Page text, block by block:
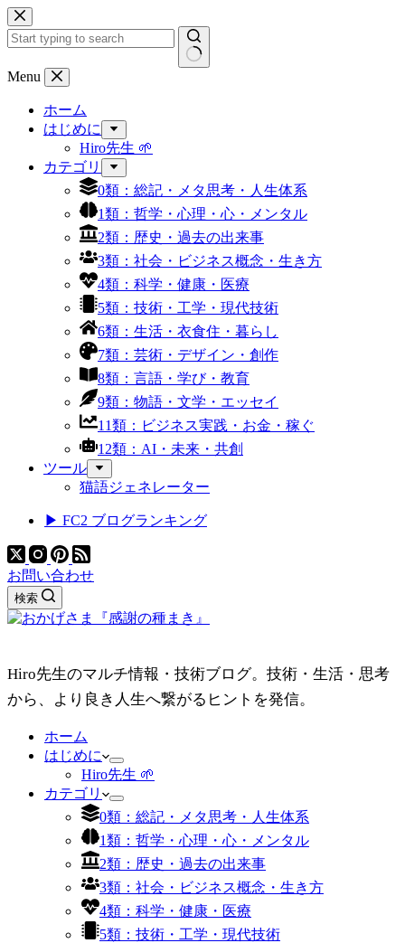
コ
ン
テ
ン
結
Menu
ホーム
はじめに
Hiro先生 🌱
カテゴリ
0類：総記・メタ思考・人生体系
1類：哲学・心理・心・メンタル
2類：歴史・過去の出来事
3類：社会・ビジネス概念・生き方
4類：科学・健康・医療
5類：技術・工学・現代技術
6類：生活・衣食住・暮らし
7類：芸術・デザイン・創作
8類：言語・学び・教育
9類：物語・文学・エッセイ
11類：ビジネス実践・お金・稼ぐ
12類：AI・未来・共創
ツール
猫語ジェネレーター
▶ FC2 ブログランキング
お問い合わせ
検索
Hiro先生のマルチ情報・技術ブログ。技術・生活・思考
から、より良き人生へ繋がるヒントを発信。
ホーム
はじめに
Hiro先生 🌱
カテゴリ
0類：総記・メタ思考・人生体系
1類：哲学・心理・心・メンタル
2類：歴史・過去の出来事
3類：社会・ビジネス概念・生き方
4類：科学・健康・医療
5類：技術・工学・現代技術